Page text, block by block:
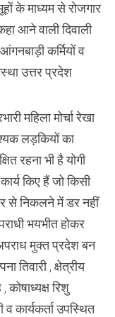
के माध्यम से रोजगार
आने वाली दिवाली
कर्मियों व
उत्तर प्रदेश
महिला मोर्चा रेखा
लड़कियों का
रहना भी है योगी
किए हैं जो किसी
से निकलने में डर नहीं
भयभीत होकर
मुक्त प्रदेश बन
तिवारी , क्षेत्रीय
रिशु
कार्यकर्ता उपस्थित